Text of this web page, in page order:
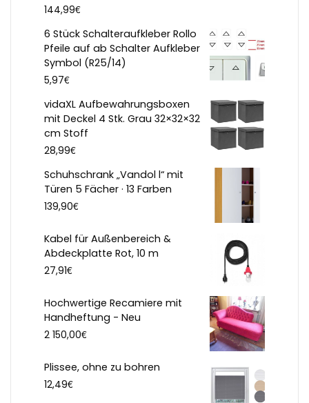
144,99€
6 Stück Schalteraufkleber Rollo
Pfeile auf ab Schalter Aufkleber
Symbol (R25/14)
5,97€
vidaXL Aufbewahrungsboxen
mit Deckel 4 Stk. Grau 32×32×32
cm Stoff
28,99€
Schuhschrank „Vandol l“ mit
Türen 5 Fächer · 13 Farben
139,90€
Kabel für Außenbereich &
Abdeckplatte Rot, 10 m
27,91€
Hochwertige Recamiere mit
Handheftung - Neu
2 150,00€
Plissee, ohne zu bohren
12,49€